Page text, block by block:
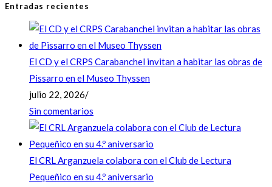
Entradas recientes
El CD y el CRPS Carabanchel invitan a habitar las obras de
Pissarro en el Museo Thyssen
julio 22, 2026/
Sin comentarios
El CRL Arganzuela colabora con el Club de Lectura
Pequeñico en su 4.º aniversario